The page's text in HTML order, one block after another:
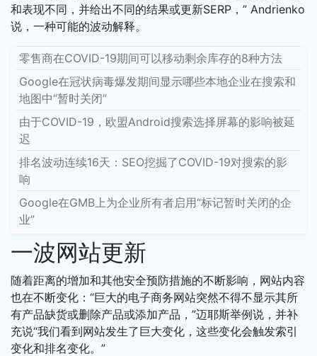
和表现不同，并给出不同的结果或更新SERP，” Andrienko
说，一种可能的波动解释。
零售商在COVID-19期间可以移动剩余库存的8种方法
Google在冠状病毒爆发期间显示哪些本地企业在搜索和
地图中“暂时关闭”
由于COVID-19，欧盟Android搜索选择屏幕的影响被延
迟
排名波动连续16天：SEO挖掘了COVID-19对搜索的影
响
Google在GMB上为企业所有者启用“标记暂时关闭的企
业”
一波网站更新
随着距离的增加和其他安全预防措施的不断影响，网站内容
也在不断变化：“巨大的电子商务网站突然不得不显示其所
有产品缺货或删除产品或添加产品，”迈耶斯举例说，并补
充说“我们看到网站发生了巨大变化，这些变化会触发索引
变化和排名变化。”